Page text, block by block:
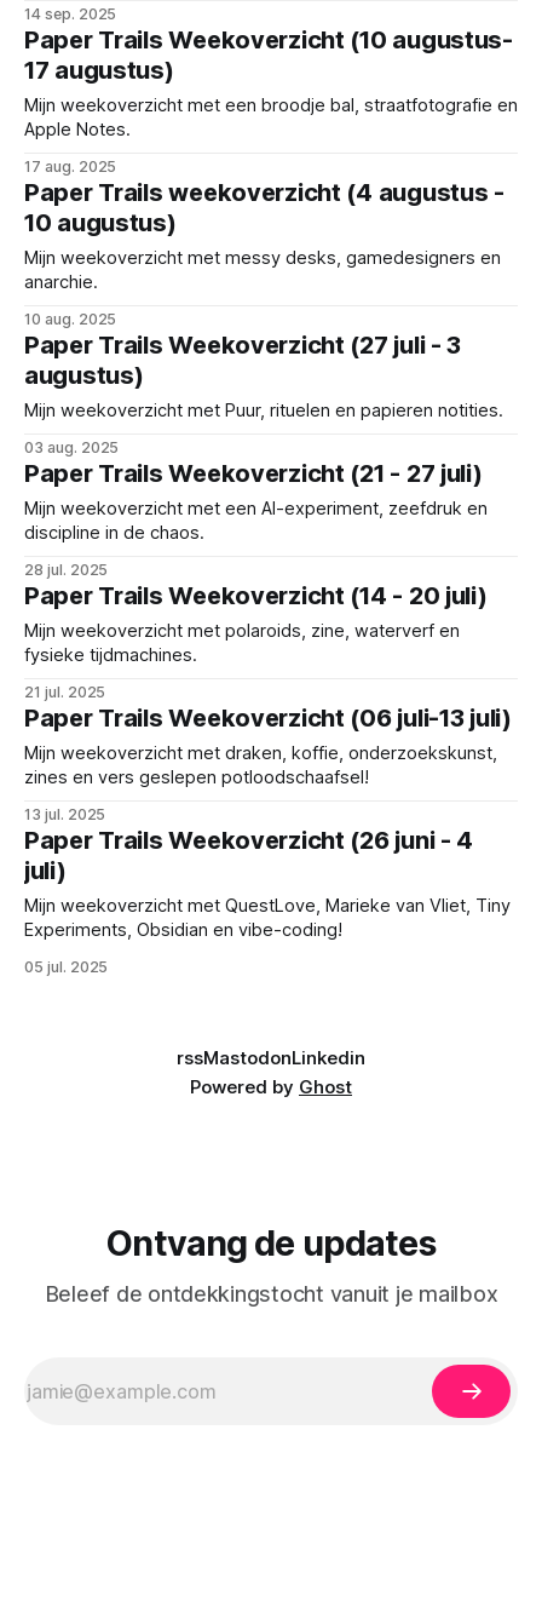
14 sep. 2025
Paper Trails Weekoverzicht (10 augustus-
17 augustus)
Mijn weekoverzicht met een broodje bal, straatfotografie en
Apple Notes.
17 aug. 2025
Paper Trails weekoverzicht (4 augustus -
10 augustus)
Mijn weekoverzicht met messy desks, gamedesigners en
anarchie.
10 aug. 2025
Paper Trails Weekoverzicht (27 juli - 3
augustus)
Mijn weekoverzicht met Puur, rituelen en papieren notities.
03 aug. 2025
Paper Trails Weekoverzicht (21 - 27 juli)
Mijn weekoverzicht met een AI-experiment, zeefdruk en
discipline in de chaos.
28 jul. 2025
Paper Trails Weekoverzicht (14 - 20 juli)
Mijn weekoverzicht met polaroids, zine, waterverf en
fysieke tijdmachines.
21 jul. 2025
Paper Trails Weekoverzicht (06 juli-13 juli)
Mijn weekoverzicht met draken, koffie, onderzoekskunst,
zines en vers geslepen potloodschaafsel!
13 jul. 2025
Paper Trails Weekoverzicht (26 juni - 4
juli)
Mijn weekoverzicht met QuestLove, Marieke van Vliet, Tiny
Experiments, Obsidian en vibe-coding!
05 jul. 2025
rssMastodonLinkedin
Powered by Ghost
Ontvang de updates
Beleef de ontdekkingstocht vanuit je mailbox